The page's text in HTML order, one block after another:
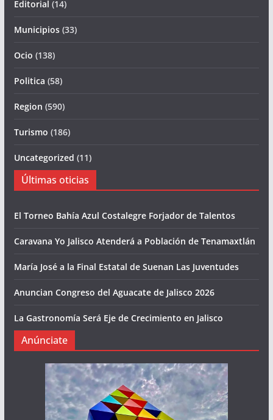
Editorial (14)
Municipios(33)
Ocio (138)
Politica (58)
Region (590)
Turismo (186)
Uncategorized (11)
Últimas oticias
El Torneo Bahía Azul Costalegre Forjador de Talentos
Caravana Yo Jalisco Atenderá a Población de Tenamaxtlán
María José a la Final Estatal de Suenan Las Juventudes
Anuncian Congreso del Aguacate de Jalisco 2026
La Gastronomía Será Eje de Crecimiento en Jalisco
Anúnciate